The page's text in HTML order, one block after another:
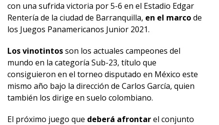
con una sufrida victoria por 5-6 en el Estadio Edgar
Rentería de la ciudad de Barranquilla, en el marcode
los Juegos Panamericanos Junior 2021.
Los vinotintosson los actuales campeones del
mundo en la categoría Sub-23, título que
consiguieron en el torneo disputado en México este
mismo año bajo la dirección de Carlos García, quien
también los dirige en suelo colombiano.
El próximo juego que deberá afrontarel conjunto